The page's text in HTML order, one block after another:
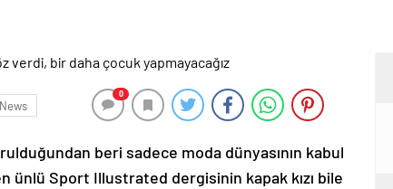
News
0
beri sadece moda dünyasının kabul
ünlü Sport Illustrated dergisinin kapak kızı bile